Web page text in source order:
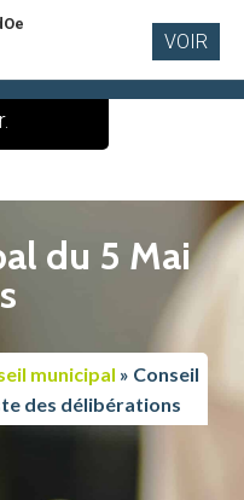
du 5 Mai
municipal » Conseil
des délibérations
VOIR